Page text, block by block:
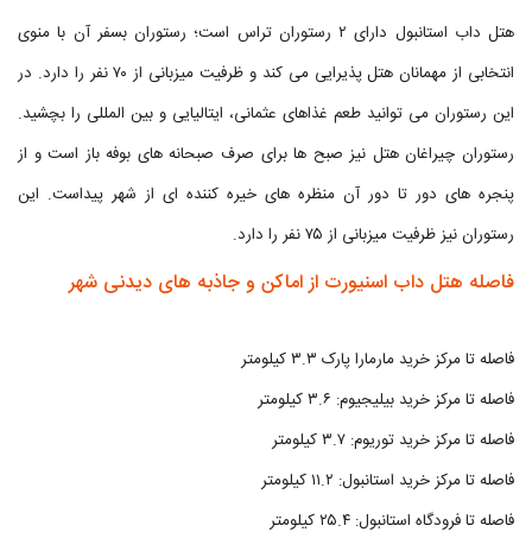
هتل داب استانبول دارای ۲ رستوران تراس است؛ رستوران بسفر آن با منوی
انتخابی از مهمانان هتل پذیرایی می کند و ظرفیت میزبانی از ۷۰ نفر را دارد. در
این رستوران می توانید طعم غذاهای عثمانی، ایتالیایی و بین المللی را بچشید.
رستوران چیراغان هتل نیز صبح ها برای صرف صبحانه های بوفه باز است و از
پنجره های دور تا دور آن منظره های خیره کننده ای از شهر پیداست. این
رستوران نیز ظرفیت میزبانی از ۷۵ نفر را دارد.
فاصله هتل داب اسنیورت از اماکن و جاذبه های دیدنی شهر
فاصله تا مرکز خرید مارمارا پارک ۳.۳ کیلومتر
فاصله تا مرکز خرید بیلیجیوم: ۳.۶ کیلومتر
فاصله تا مرکز خرید توریوم: ۳.۷ کیلومتر
فاصله تا مرکز خرید استانبول: ۱۱.۲ کیلومتر
فاصله تا فرودگاه استانبول: ۲۵.۴ کیلومتر